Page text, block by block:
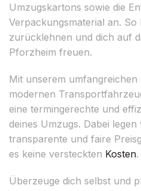
Umzugskartons sowie die
Verpackungsmaterial an.
zurücklehnen und dich auf
Pforzheim freuen.
Mit unserem
modernen
eine termingerechte und
deines Umzugs. Dabei
transparente und faire
es keine versteckten Kosten.
Überzeuge dich selbst und